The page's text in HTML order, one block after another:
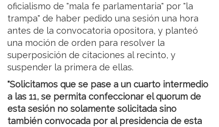
oficialismo de "mala fe parlamentaria" por "la
trampa" de haber pedido una sesión una hora
antes de la convocatoria opositora, y planteó
una moción de orden para resolver la
superposición de citaciones al recinto, y
suspender la primera de ellas.
"Solicitamos que se pase a un cuarto intermedio
a las 11, se permita confeccionar el quorum de
esta sesión no solamente solicitada sino
también convocada por al presidencia de esta